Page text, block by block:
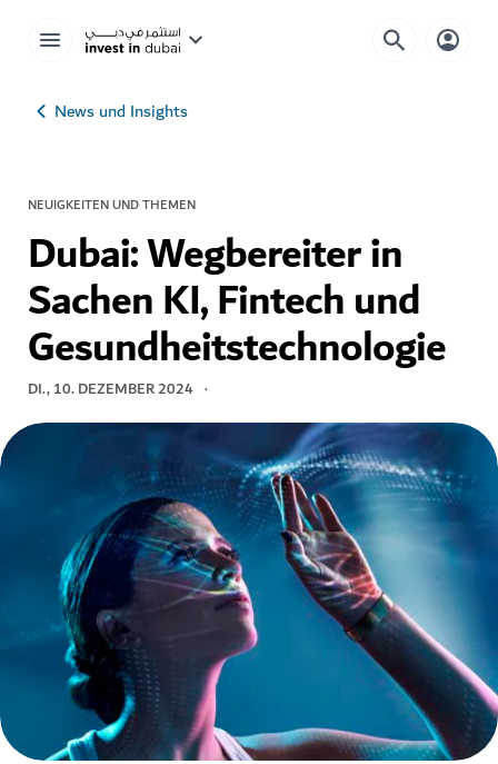
News und Insights
NEUIGKEITEN UND THEMEN
Dubai: Wegbereiter in
Sachen KI, Fintech und
Gesundheitstechnologie
DI., 10. DEZEMBER 2024